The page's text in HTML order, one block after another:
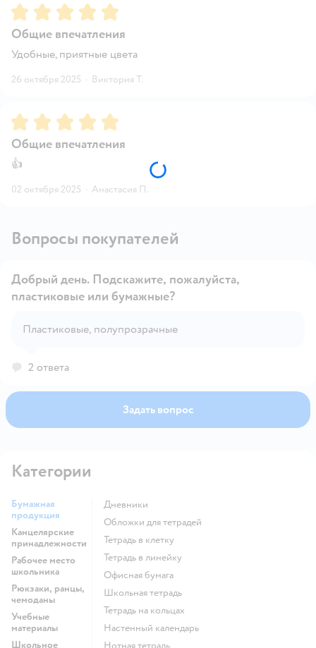
Рейтинг:5
Общие впечатления
Удобные, приятные цвета
26 октября 2025 · Виктория Т.
Рейтинг:5
Общие впечатления
👍
02 октября 2025 · Анастасия П.
Вопросы покупателей
Открыть вопрос
Добрый день. Подскажите, пожалуйста,
пластиковые или бумажные?
Пластиковые, полупрозрачные
2 ответа
Задать вопрос
Категории
Бумажная
продукция
Канцелярские
принадлежности
Рабочее место
школьника
Рюкзаки, ранцы,
чемоданы
Учебные
материалы
Школьное
Дневники
Обложки для тетрадей
Тетрадь в клетку
Тетрадь в линейку
Офисная бумага
Школьная тетрадь
Тетрадь на кольцах
Настенный календарь
Нотная тетрадь